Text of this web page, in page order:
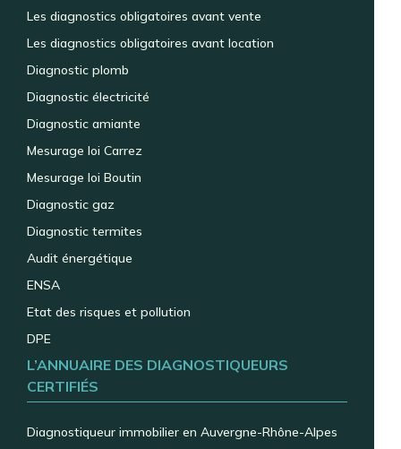
Les diagnostics obligatoires avant vente
Les diagnostics obligatoires avant location
Diagnostic plomb
Diagnostic électricité
Diagnostic amiante
Mesurage loi Carrez
Mesurage loi Boutin
Diagnostic gaz
Diagnostic termites
Audit énergétique
ENSA
Etat des risques et pollution
DPE
L’ANNUAIRE DES DIAGNOSTIQUEURS
CERTIFIÉS
Diagnostiqueur immobilier en Auvergne-Rhône-Alpes